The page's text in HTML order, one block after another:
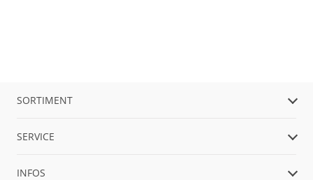
SORTIMENT
SERVICE
INFOS